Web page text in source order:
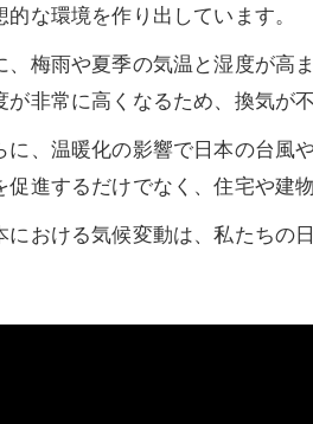
的な環境を作り出しています。
、梅雨や夏季の気温と湿度が高
が非常に高くなるため、換気が
に、温暖化の影響で日本の台風
促進するだけでなく、住宅や建
における気候変動は、私たちの